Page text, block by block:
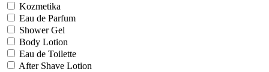
Kozmetika
Eau de Parfum
Shower Gel
Body Lotion
Eau de Toilette
After Shave Lotion